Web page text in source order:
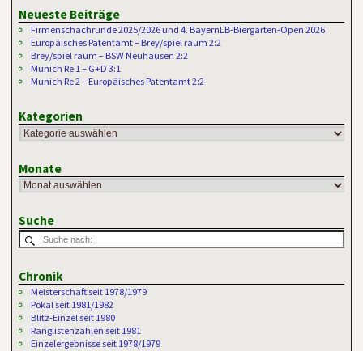
Neueste Beiträge
Firmenschachrunde 2025/2026 und 4. BayernLB-Biergarten-Open 2026
Europäisches Patentamt – Brey/spiel raum 2:2
Brey/spiel raum – BSW Neuhausen 2:2
Munich Re 1 – G+D 3:1
Munich Re 2 – Europäisches Patentamt 2:2
Kategorien
Monate
Suche
Chronik
Meisterschaft seit 1978/1979
Pokal seit 1981/1982
Blitz-Einzel seit 1980
Ranglistenzahlen seit 1981
Einzelergebnisse seit 1978/1979